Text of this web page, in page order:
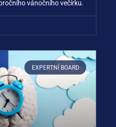
vánočního večírku.
EXPERTNÍ BOARD